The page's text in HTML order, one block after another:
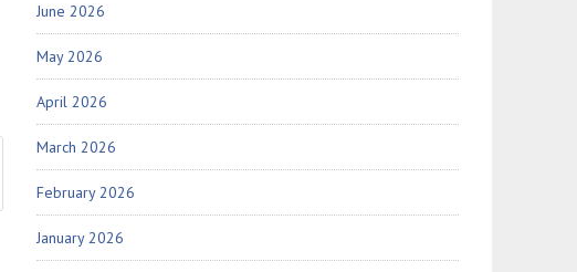
June 2026
May 2026
April 2026
March 2026
February 2026
January 2026